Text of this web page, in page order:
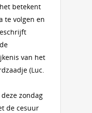
betekent
te volgen en
van het
(Luc.
zondag
de cesuur